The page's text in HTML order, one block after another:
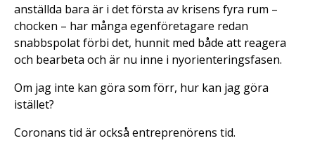
anställda bara är i det första av krisens fyra rum –
chocken – har många egenföretagare redan
snabbspolat förbi det, hunnit med både att reagera
och bearbeta och är nu inne i nyorienteringsfasen.
Om jag inte kan göra som förr, hur kan jag göra
istället?
Coronans tid är också entreprenörens tid.